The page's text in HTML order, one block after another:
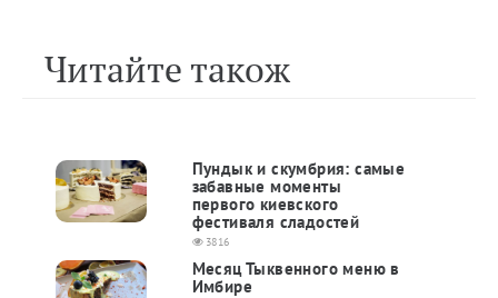
Читайте також
Пундык и скумбрия: самые
забавные моменты
первого киевского
фестиваля сладостей
3816
Месяц Тыквенного меню в
Имбире